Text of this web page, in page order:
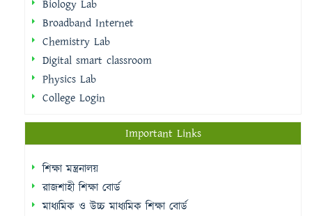
Biology Lab
Broadband Internet
Chemistry Lab
Digital smart classroom
Physics Lab
College Login
Important Links
শিক্ষা মন্ত্রনালয়
রাজশাহী শিক্ষা বোর্ড
মাধ্যমিক ও উচ্চ মাধ্যমিক শিক্ষা বোর্ড